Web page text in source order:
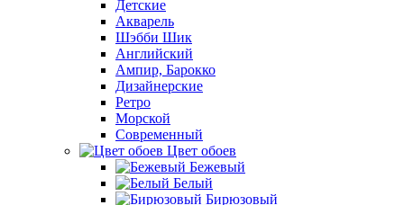
Детские
Акварель
Шэбби Шик
Английский
Ампир, Барокко
Дизайнерские
Ретро
Морской
Современный
Цвет обоев
Бежевый
Белый
Бирюзовый